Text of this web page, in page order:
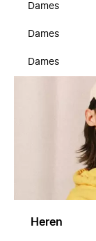
Dames
Dames
Dames
Heren